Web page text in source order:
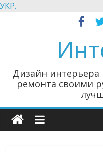
УКР.
Дизайн интерьера
ремонта своими